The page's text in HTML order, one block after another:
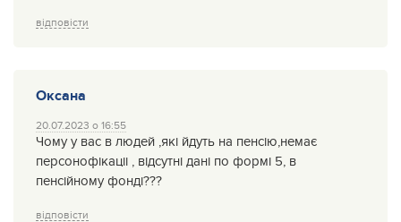
відповісти
Оксана
20.07.2023 о 16:55
Чому у вас в людей ,які йдуть на пенсію,немає
персонофікаціі , відсутні дані по формі 5, в
пенсійному фонді???
відповісти